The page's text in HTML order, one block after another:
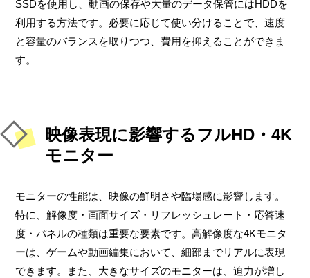
SSDを使用し、動画の保存や大量のデータ保管にはHDDを
利用する方法です。必要に応じて使い分けることで、速度
と容量のバランスを取りつつ、費用を抑えることができま
す。
映像表現に影響するフルHD・4K
モニター
モニターの性能は、映像の鮮明さや臨場感に影響します。
特に、解像度・画面サイズ・リフレッシュレート・応答速
度・パネルの種類は重要な要素です。高解像度な4Kモニタ
ーは、ゲームや動画編集において、細部までリアルに表現
できます。また、大きなサイズのモニターは、迫力が増し